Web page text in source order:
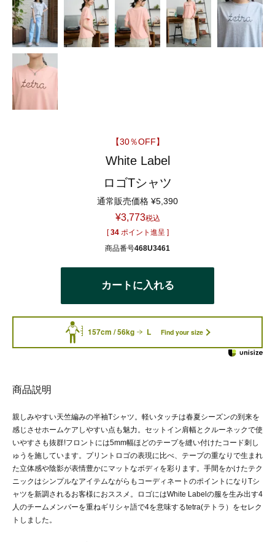
【30％OFF】
White Label
ロゴTシャツ
通常販売価格 ¥5,390
¥3,773税込
[ 34 ポイント進呈 ]
商品番号468U3461
カートに入れる
157cm / 56kg L Find your size
商品説明
親しみやすい天竺編みの半袖Tシャツ。軽いタッチは春夏シーズンの到来を
感じさせホームケアしやすい点も魅力。セットイン肩幅とクルーネックで使
いやすさも抜群!フロントには5mm幅ほどのテープを縫い付けたコード刺し
ゅうを施しています。プリントロゴの表現に比べ、テープの重なりで生まれ
た立体感や陰影が表情豊かにマットなボディを彩ります。手間をかけたテク
ニックはシンプルなアイテムながらもコーディネートのポイントになりTシ
ャツを新調されるお客様におススメ。ロゴにはWhite Labelの服を生み出す4
人のチームメンバーを重ねギリシャ語で4を意味するtetra(テトラ）をセレク
トしました。